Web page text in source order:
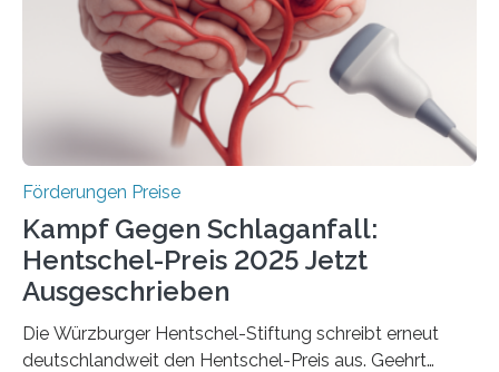
Innovationskompetenz INNO-KOM. Auf dem
Innovationstag Mittelstand 2025 am 5. Juni 2025 in
Berlin überbrachte das Bundesministerium für
Wirtschaft und Energie eine gute Nachricht:
Überplanmäßige Verpflichtungsermächtigungen in
Förderungen Preise
Kampf Gegen Schlaganfall:
Hentschel-Preis 2025 Jetzt
Ausgeschrieben
Die Würzburger Hentschel-Stiftung schreibt erneut
deutschlandweit den Hentschel-Preis aus. Geehrt